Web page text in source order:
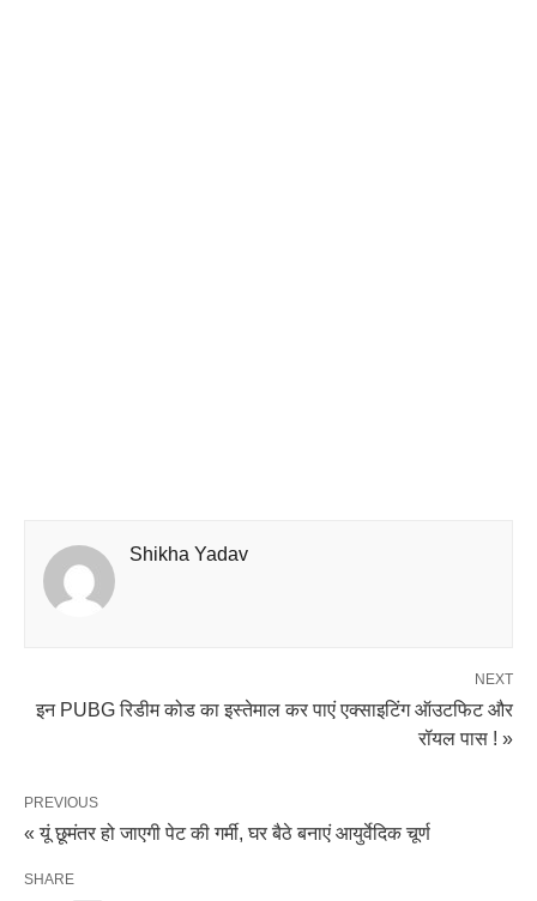
Shikha Yadav
NEXT
इन PUBG रिडीम कोड का इस्तेमाल कर पाएं एक्साइटिंग ऑउटफिट और
रॉयल पास ! »
PREVIOUS
« यूं छूमंतर हो जाएगी पेट की गर्मी, घर बैठे बनाएं आयुर्वेदिक चूर्ण
SHARE